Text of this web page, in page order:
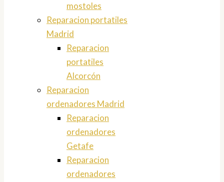
mostoles
Reparacion portatiles
Madrid
Reparacion
portatiles
Alcorcón
Reparacion
ordenadores Madrid
Reparacion
ordenadores
Getafe
Reparacion
ordenadores